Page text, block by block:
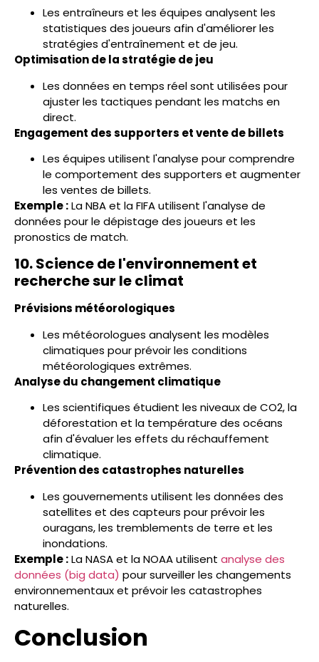
Les entraîneurs et les équipes analysent les
statistiques des joueurs afin d'améliorer les
stratégies d'entraînement et de jeu.
Optimisation de la stratégie de jeu
Les données en temps réel sont utilisées pour
ajuster les tactiques pendant les matchs en
direct.
Engagement des supporters et vente de billets
Les équipes utilisent l'analyse pour comprendre
le comportement des supporters et augmenter
les ventes de billets.
Exemple :La NBA et la FIFA utilisent l'analyse de
données pour le dépistage des joueurs et les
pronostics de match.
10. Science de l'environnement et
recherche sur le climat
Prévisions météorologiques
Les météorologues analysent les modèles
climatiques pour prévoir les conditions
météorologiques extrêmes.
Analyse du changement climatique
Les scientifiques étudient les niveaux de CO2, la
déforestation et la température des océans
afin d'évaluer les effets du réchauffement
climatique.
Prévention des catastrophes naturelles
Les gouvernements utilisent les données des
satellites et des capteurs pour prévoir les
ouragans, les tremblements de terre et les
inondations.
Exemple :La NASA et la NOAA utilisent analyse des
données (big data) pour surveiller les changements
environnementaux et prévoir les catastrophes
naturelles.
Conclusion